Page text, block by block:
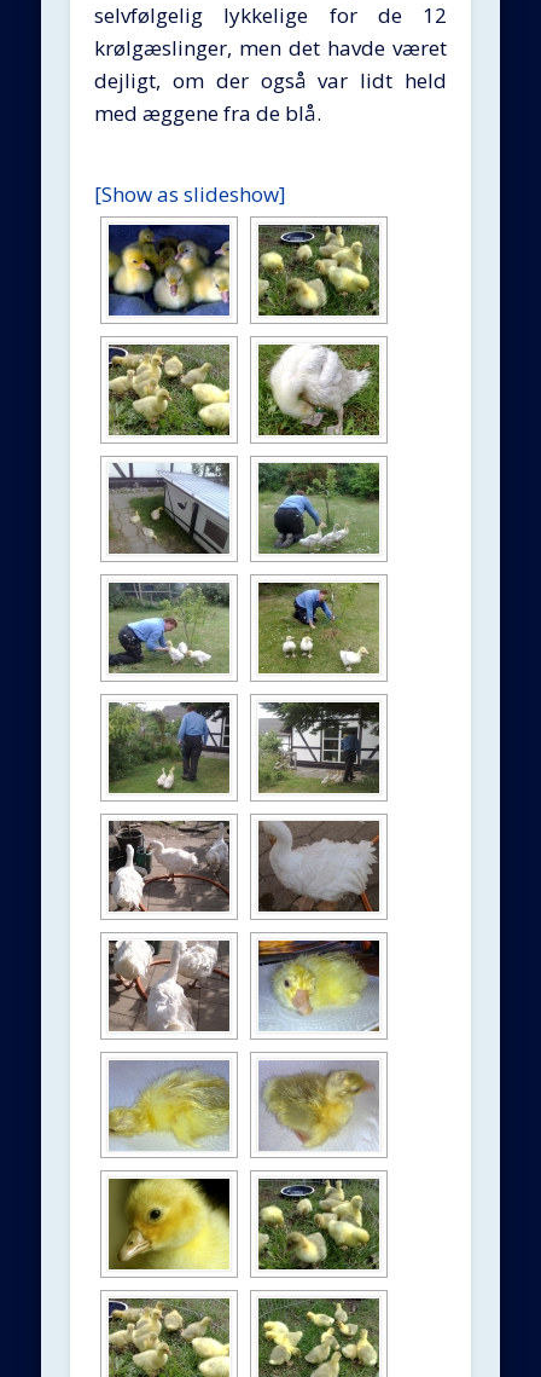
selvfølgelig lykkelige for de 12
krølgæslinger, men det havde været
dejligt, om der også var lidt held
med æggene fra de blå.
[Show as slideshow]